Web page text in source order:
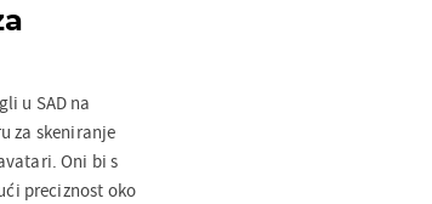
u SAD na
za skeniranje
Oni bi s
preciznost oko